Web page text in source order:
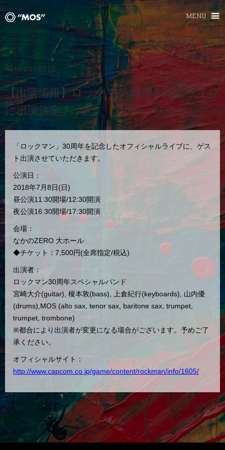
MENU
April 20, 2018
【出演情報】ロックマン30周年記念ライブ
に出演決定！
「ロックマン」30周年を記念したオフィシャルライブに、ゲス
ト出演させていただきます。
公演日：
2018年7月8日(日)
昼公演11:30開場/12:30開演
夜公演16:30開場/17:30開演
会場：
なかのZERO 大ホール
◆チケット：7,500円(全席指定/税込)
出演者：
ロックマン30周年スペシャルバンド
宮崎大介(guitar), 榎本敦(bass), 上倉紀行(keyboards), 山内優
(drums),MOS (alto sax, tenor sax, baritone sax, trumpet,
trumpet, trombone)
※都合により出演者が変更になる場合がございます。予めご了
承ください。
オフィシャルサイト：
http://www.capcom.co.jp/game/content/rockman/info/1605/